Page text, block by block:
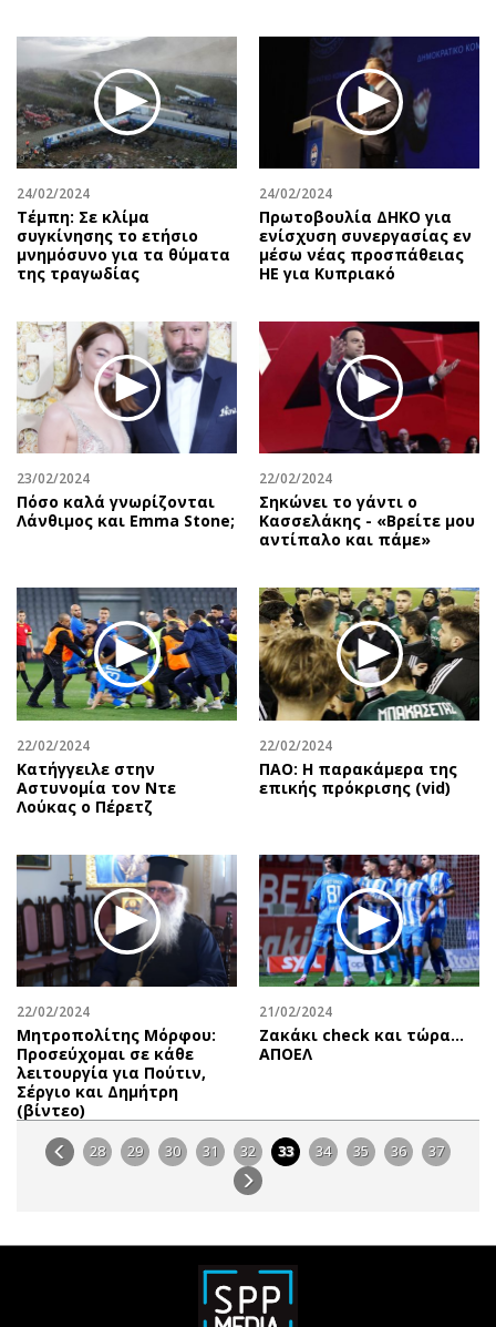
24/02/2024
Τέμπη: Σε κλίμα
συγκίνησης το ετήσιο
μνημόσυνο για τα θύματα
της τραγωδίας
24/02/2024
Πρωτοβουλία ΔΗΚΟ για
ενίσχυση συνεργασίας εν
μέσω νέας προσπάθειας
ΗΕ για Κυπριακό
23/02/2024
Πόσο καλά γνωρίζονται
Λάνθιμος και Emma Stone;
22/02/2024
Σηκώνει το γάντι ο
Κασσελάκης - «Βρείτε μου
αντίπαλο και πάμε»
22/02/2024
Κατήγγειλε στην
Αστυνομία τον Ντε
Λούκας ο Πέρετζ
22/02/2024
ΠΑΟ: Η παρακάμερα της
επικής πρόκρισης (vid)
22/02/2024
Μητροπολίτης Μόρφου:
Προσεύχομαι σε κάθε
λειτουργία για Πούτιν,
Σέργιο και Δημήτρη
(βίντεο)
21/02/2024
Ζακάκι check και τώρα…
ΑΠΟΕΛ
28 29 30 31 32 33 34 35 36 37